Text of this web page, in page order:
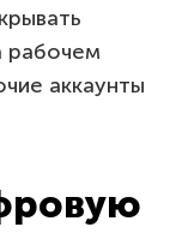
рабочем
аккаунты